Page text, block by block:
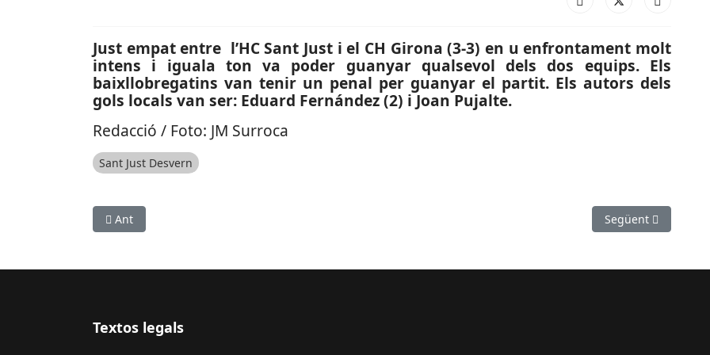
Just empat entre l’HC Sant Just i el CH Girona (3-3) en u enfrontament molt
intens i iguala ton va poder guanyar qualsevol dels dos equips. Els
baixllobregatins van tenir un penal per guanyar el partit. Els autors dels
gols locals van ser: Eduard Fernández (2) i Joan Pujalte.
Redacció / Foto: JM Surroca
Sant Just Desvern
Article anterior: ESPORTS (BEISBOL, CAMPIONAT DE CATALUNYA): Segona jornada amb victòria santboiana en el
Ant Article següent:
Següent
Textos legals